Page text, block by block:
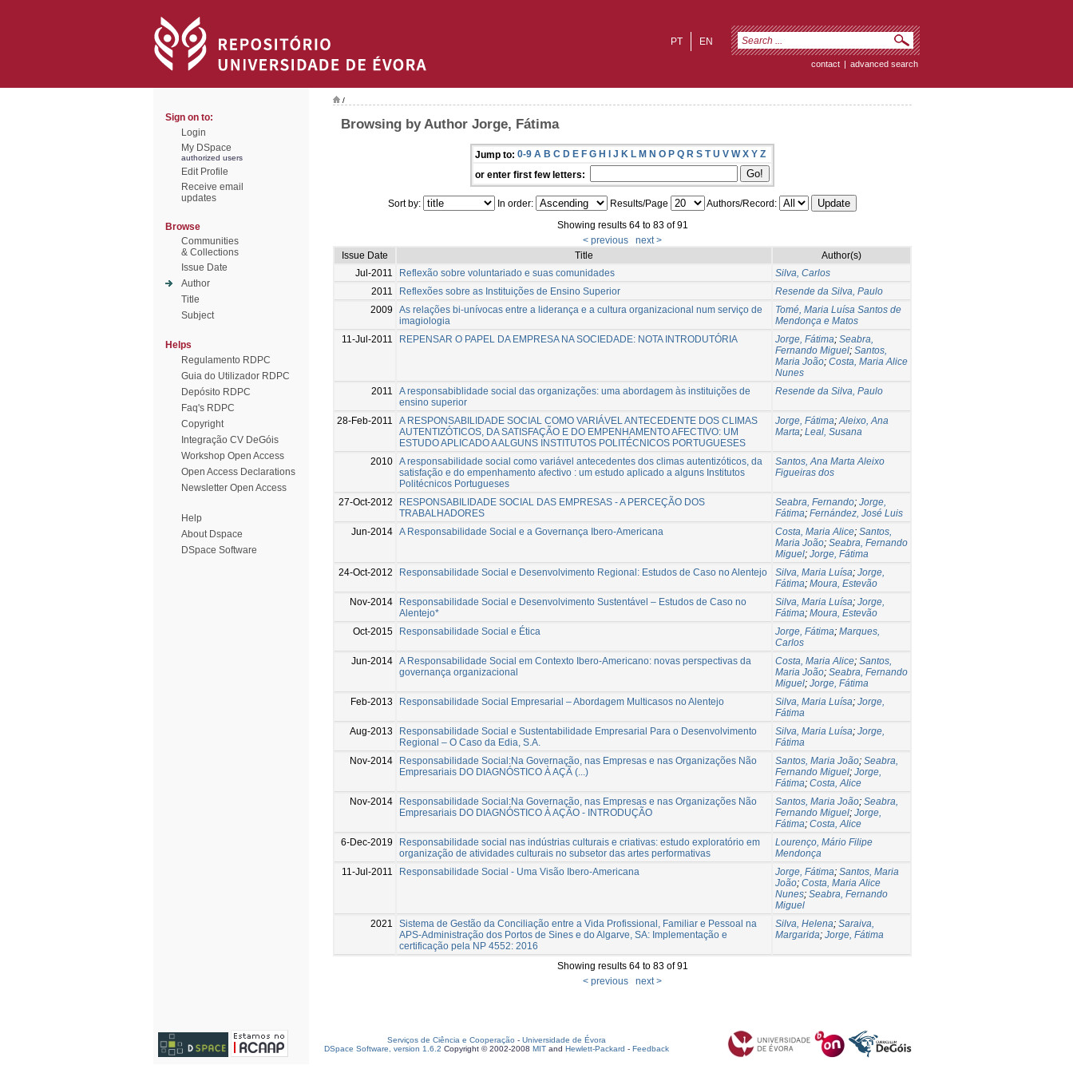
EN
PT
contact | advanced search
Sign on to:
Login
My DSpace
authorized users
Edit Profile
Receive email
updates
Browse
Communities
& Collections
Issue Date
Author
Title
Subject
Helps
Regulamento RDPC
Guia do Utilizador RDPC
Depósito RDPC
Faq's RDPC
Copyright
Integração CV DeGóis
Workshop Open Access
Open Access Declarations
Newsletter Open Access
Help
About Dspace
DSpace Software
/
Browsing by Author Jorge, Fátima
Jump to: 0-9 A B C D E F G H I J K L M N O P Q R S T U V W X Y Z
or enter first few letters:
Sort by: In order: Results/Page
Authors/Record:
Showing results 64 to 83 of 91
< previous
next >
Issue Date
Title
Author(s)
Jul-2011
Reflexão sobre voluntariado e suas comunidades
Silva, Carlos
2011
Reflexões sobre as Instituições de Ensino Superior
Resende da Silva, Paulo
2009
As relações bi-unívocas entre a liderança e a cultura organizacional num serviço de
imagiologia
Tomé, Maria Luísa Santos de
Mendonça e Matos
11-Jul-2011
REPENSAR O PAPEL DA EMPRESA NA SOCIEDADE: NOTA INTRODUTÓRIA Jorge, Fátima; Seabra,
Fernando Miguel; Santos,
Maria João; Costa, Maria Alice
Nunes
2011
A responsabiblidade social das organizações: uma abordagem às instituições de
ensino superior
Resende da Silva, Paulo
28-Feb-2011
A RESPONSABILIDADE SOCIAL COMO VARIÁVEL ANTECEDENTE DOS CLIMAS
AUTENTIZÓTICOS, DA SATISFAÇÃO E DO EMPENHAMENTO AFECTIVO: UM
ESTUDO APLICADO A ALGUNS INSTITUTOS POLITÉCNICOS PORTUGUESES
Jorge, Fátima;Aleixo, Ana
Marta; Leal, Susana
2010 A responsabilidade social como variável antecedentes dos climas autentizóticos, da
satisfação e do empenhamento afectivo : um estudo aplicado a alguns Institutos
Politécnicos Portugueses
Santos, Ana Marta Aleixo
Figueiras dos
27-Oct-2012
RESPONSABILIDADE SOCIAL DAS EMPRESAS - A PERCEÇÃO DOS
TRABALHADORES
Seabra, Fernando; Jorge,
Fátima; Fernández, José Luis
Jun-2014 A Responsabilidade Social e a Governança Ibero-Americana Costa, Maria Alice; Santos,
Maria João; Seabra, Fernando
Miguel; Jorge, Fátima
24-Oct-2012
Responsabilidade Social e Desenvolvimento Regional: Estudos de Caso no Alentejo Silva, Maria Luísa; Jorge,
Fátima; Moura, Estevão
Nov-2014
Responsabilidade Social e Desenvolvimento Sustentável – Estudos de Caso no
Alentejo*
Silva, Maria Luísa; Jorge,
Fátima; Moura, Estevão
Oct-2015
Responsabilidade Social e Ética Jorge, Fátima; Marques,
Carlos
Jun-2014 A Responsabilidade Social em Contexto Ibero-Americano: novas perspectivas da
governança organizacional
Costa, Maria Alice; Santos,
Maria João; Seabra, Fernando
Miguel; Jorge, Fátima
Feb-2013
Responsabilidade Social Empresarial – Abordagem Multicasos no Alentejo Silva, Maria Luísa; Jorge,
Fátima
Aug-2013
Responsabilidade Social e Sustentabilidade Empresarial Para o Desenvolvimento
Regional – O Caso da Edia, S.A.
Silva, Maria Luísa; Jorge,
Fátima
Nov-2014
Responsabilidade Social:Na Governação, nas Empresas e nas Organizações Não
Empresariais DO DIAGNÓSTICO À AÇÃ (...)
Santos, Maria João; Seabra,
Fernando Miguel; Jorge,
Fátima; Costa, Alice
Nov-2014
Responsabilidade Social:Na Governação, nas Empresas e nas Organizações Não
Empresariais DO DIAGNÓSTICO À AÇÃO - INTRODUÇÃO
Santos, Maria João; Seabra,
Fernando Miguel; Jorge,
Fátima; Costa, Alice
6-Dec-2019
Responsabilidade social nas indústrias culturais e criativas: estudo exploratório em
organização de atividades culturais no subsetor das artes performativas
Lourenço, Mário Filipe
Mendonça
11-Jul-2011
Responsabilidade Social - Uma Visão Ibero-Americana Jorge, Fátima; Santos, Maria
João; Costa, Maria Alice
Nunes; Seabra, Fernando
Miguel
2021
Sistema de Gestão da Conciliação entre a Vida Profissional, Familiar e Pessoal na
APS-Administração dos Portos de Sines e do Algarve, SA: Implementação e
certificação pela NP 4552: 2016
Silva, Helena; Saraiva,
Margarida; Jorge, Fátima
Showing results 64 to 83 of 91
< previous
next >
Serviços de Ciência e Cooperação - Universidade de Évora
DSpace Software, version 1.6.2 Copyright © 2002-2008 MIT and Hewlett-Packard - Feedback